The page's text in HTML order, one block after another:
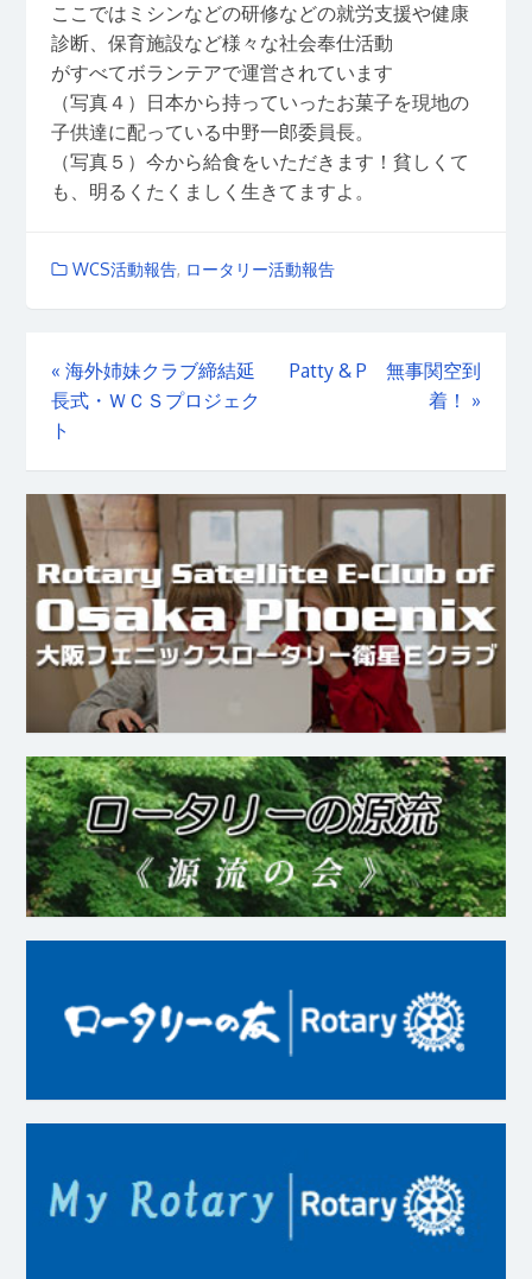
ここではミシンなどの研修などの就労支援や健康
診断、保育施設など様々な社会奉仕活動
がすべてボランテアで運営されています
（写真４）日本から持っていったお菓子を現地の
子供達に配っている中野一郎委員長。
（写真５）今から給食をいただきます！貧しくて
も、明るくたくましく生きてますよ。
WCS活動報告, ロータリー活動報告
« 海外姉妹クラブ締結延
長式・ＷＣＳプロジェク
ト
Patty & P 無事関空到
着！ »